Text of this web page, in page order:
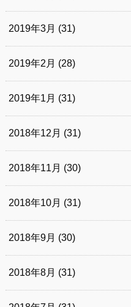
2019年3月 (31)
2019年2月 (28)
2019年1月 (31)
2018年12月 (31)
2018年11月 (30)
2018年10月 (31)
2018年9月 (30)
2018年8月 (31)